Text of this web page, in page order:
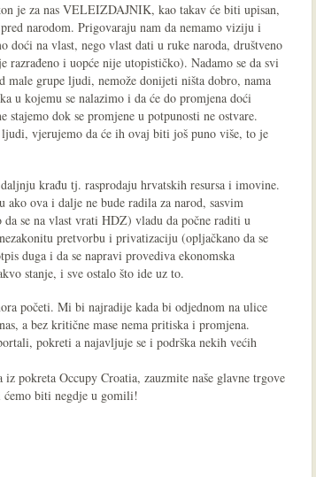
je za nas VELEIZDAJNIK, kao takav će biti upisan,
narodom. Prigovaraju nam da nemamo viziju i
na vlast, nego vlast dati u ruke naroda, društveno
i uopće nije utopističko). Nadamo se da svi
male grupe ljudi, nemože donijeti ništa dobro, nama
u kojemu se nalazimo i da će do promjena doći
dok se promjene u potpunosti ne ostvare.
vjerujemo da će ih ovaj biti još puno više, to je
krađu tj. rasprodaju hrvatskih resursa i imovine.
ova i dalje ne bude radila za narod, sasvim
da se na vlast vrati HDZ) vladu da počne raditi u
pretvorbu i privatizaciju (opljačkano da se
duga i da se napravi provediva ekonomska
stanje, i sve ostalo što ide uz to.
početi. Mi bi najradije kada bi odjednom na ulice
a bez kritične mase nema pritiska i promjena.
pokreti a najavljuje se i podrška nekih većih
pokreta Occupy Croatia, zauzmite naše glavne trgove
ćemo biti negdje u gomili!